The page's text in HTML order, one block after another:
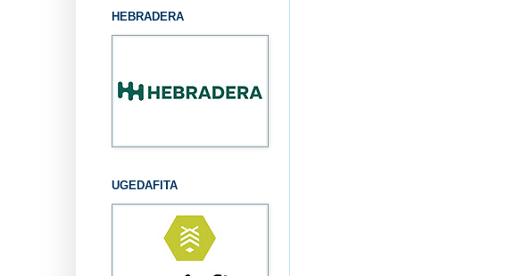
HEBRADERA
UGEDAFITA